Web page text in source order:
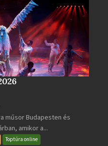
műsor Budapesten és
amikor a...
Toptúra online